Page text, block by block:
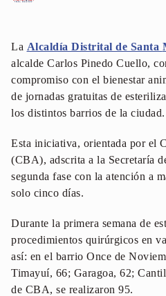
La Alcaldía Distrital de Santa
alcalde Carlos Pinedo Cuello,
compromiso con el bienestar
de jornadas gratuitas de
los distintos barrios de la ciudad.
Esta iniciativa, orientada por el
(CBA), adscrita a la Secretaría
segunda fase con la atención a
solo cinco días.
Durante la primera semana de
procedimientos quirúrgicos en
así: en el barrio Once de
Timayuí, 66; Garagoa, 62;
de CBA, se realizaron 95.